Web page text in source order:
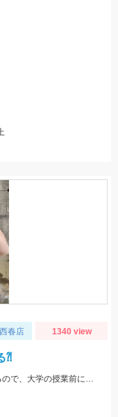
春店 1340 view
⁈
1日に1度はロッドを持たないと気がおかしくなるので、大学の授業前にナマズと遊んできました。